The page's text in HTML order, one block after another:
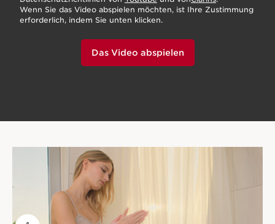
Wenn Sie das Video abspielen möchten, ist Ihre Zustimmung
erforderlich, indem Sie unten klicken.
Das Video abspielen